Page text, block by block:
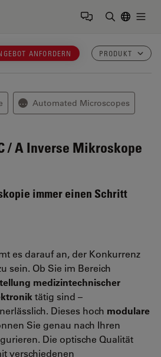
ANFORDERN PRODUKT
⋯ Automated Microscopes
/ A Inverse Mikroskope
immer einen Schritt
es darauf an, der Konkurrenz
sein. Ob Sie im Bereich
medizintechnischer
tätig sind –
Dieses hoch modulare
Sie genau nach Ihren
Die optische Qualität
verschiedenen